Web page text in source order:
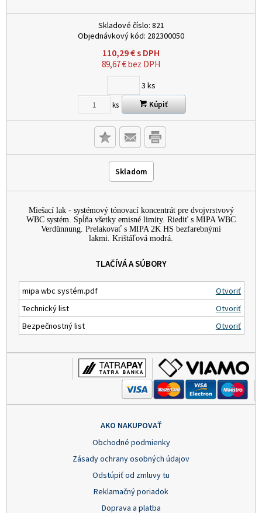
Skladové číslo: 821
Objednávkový kód: 282300050
110,29€s DPH
89,67€bez DPH
3 ks
ks Kúpiť
Skladom
Miešací lak - systémový tónovací koncentrát pre dvojvrstvový
WBC systém. Spĺňa všetky emisné limity. Riediť s MIPA WBC
Verdünnung. Prelakovať s MIPA 2K HS bezfarebnými
lakmi. Krištáľová modrá.
TLAČÍVÁ A SÚBORY
mipa wbc systém.pdf
Otvoriť
Technický list
Otvoriť
Bezpečnostný list
Otvoriť
AKO NAKUPOVAŤ
Obchodné podmienky
Zásady ochrany osobných údajov
Odstúpiť od zmluvy tu
Reklamačný poriadok
Doprava a platba